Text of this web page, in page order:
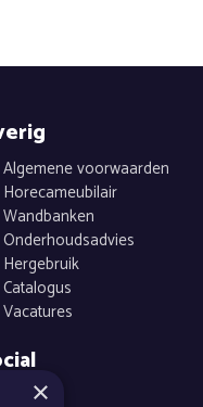
Algemene voorwaarden
Horecameubilair
Wandbanken
Onderhoudsadvies
Hergebruik
Catalogus
Vacatures
Facebook
×